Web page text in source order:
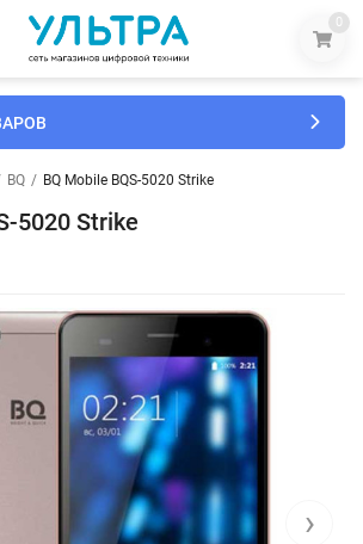
0
BQ / BQ Mobile BQS-5020 Strike
5020 Strike
›